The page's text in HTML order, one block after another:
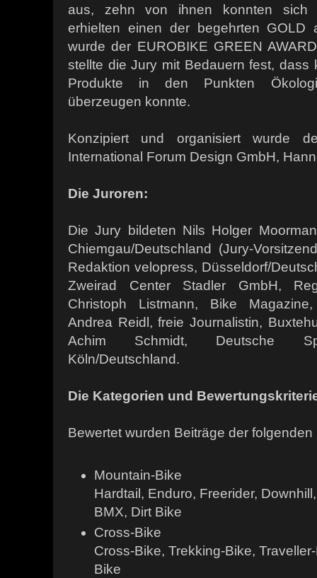
aus, zehn von ihnen konnten sich
erhielten einen der begehrten GOLD
wurde der EUROBIKE GREEN
stellte die Jury mit Bedauern fest, dass
Produkte in den Punkten
überzeugen konnte.
Konzipiert und organisiert wurde
International Forum Design GmbH,
Die Juroren:
Die Jury bildeten Nils Holger
Chiemgau/Deutschland (Jury-
Redaktion velopress, Düsseldorf/
Zweirad Center Stadler GmbH,
Christoph Listmann, Bike Magazine,
Andrea Reidl, freie Journalistin,
Achim Schmidt, Deutsche
Köln/Deutschland.
Die Kategorien und
Bewertet wurden Beiträge der folgenden
Mountain-Bike
Hardtail, Enduro, Freerider,
BMX, Dirt Bike
Cross-Bike
Cross-Bike, Trekking-Bike,
Bike